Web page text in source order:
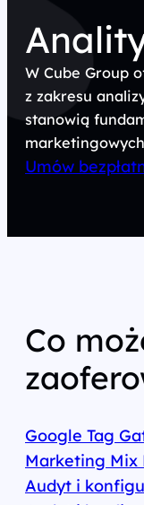
W Cube Group
z zakresu
stanowią
Umów
Co
Google Tag
Marketing Mix
Audyt i